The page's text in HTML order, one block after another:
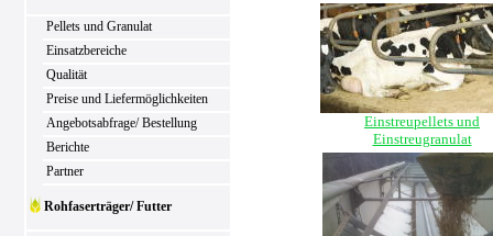
Pellets und Granulat
Einsatzbereiche
Qualität
Preise und Liefermöglichkeiten
Angebotsabfrage/ Bestellung
Berichte
Partner
Rohfaserträger/ Futter
Einstreupellets und
Einstreugranulat